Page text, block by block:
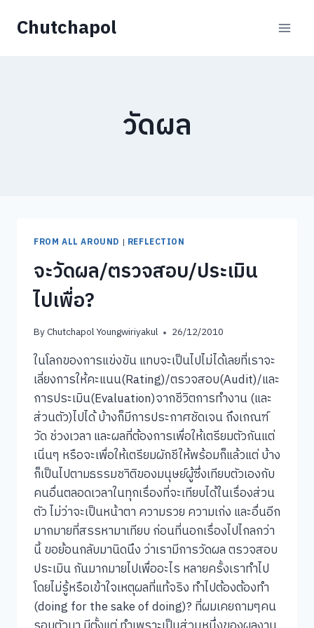
Chutchapol
วัดผล
FROM ALL AROUND | REFLECTION
จะวัดผล/ตรวจสอบ/ประเมิน
ไปเพื่อ?
ByChutchapol Youngwiriyakul 26/12/2010
ในโลกของการแข่งขัน แทบจะเป็นไปไม่ได้เลยที่เราจะ
เลี่ยงการให้คะแนน(Rating)/ตรวจสอบ(Audit)/และ
การประเมิน(Evaluation)จากชีวิตการทำงาน (และ
ส่วนตัว)ไปได้ บ้างก็มีการประกาศชัดเจน ถึงเกณฑ์
วัด ช่วงเวลา และผลที่ต้องการเพื่อให้เตรียมตัวกันแต่
เนิ่นๆ หรือจะเพื่อให้เตรียมผักชีให้พร้อมก็แล้วแต่ บ้าง
ก็เป็นไปตามธรรมชาิติของมนุษย์ผู้ซึ่งเทียบตัวเองกับ
คนอื่นตลอดเวลาในทุกเรื่องที่จะเทียบได้ในเรื่องส่วน
ตัว ไม่ว่าจะเป็นหน้าตา ความรวย ความเก่ง และอื่นอีก
มากมายที่สรรหามาเทียบ ก่อนที่นอกเรื่องไปไกลกว่า
นี้ ขอย้อนกลับมานิดนึง ว่าเรามีการวัดผล ตรวจสอบ
ประเมิน กันมากมายไปเพื่ออะไร หลายครั้งเราทำไป
โดยไม่รู้หรือเข้าใจเหตุผลที่แท้จริง ทำไปต้องต้องทำ
(doing for the sake of doing)? ที่ผมเคยถามๆคน